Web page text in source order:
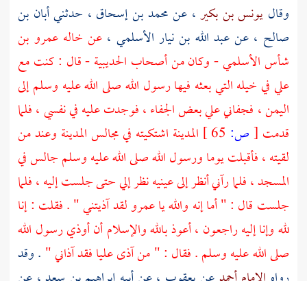
وقال يونس بن بكير، عنمحمد بن إسحاق ، حدثنيأبان بن
صالح ، عنعبد الله بن نيار الأسلمي ، عن خالهعمرو بن
شأس الأسلمي- وكان من أصحاب الحديبية- قال : كنت مع
علي في خيله التي بعثه فيها رسول الله صلى الله عليه وسلم إلى
اليمن، فجفاني علي بعض الجفاء ، فوجدت عليه في نفسي ، فلما
قدمت [ص: المدينة اشتكيته في مجالسالمدينة وعند من
لقيته ، فأقبلت يوما ورسول الله صلى الله عليه وسلم جالس في
المسجد ، فلما رآني أنظر إلى عينيه نظر إلي حتى جلست إليه ، فلما
جلست قال : " أما إنه والله ياعمرولقد آذيتني " . فقلت : إنا
لله وإنا إليه راجعون ، أعوذ بالله والإسلام أن أوذي رسول الله
صلى الله عليه وسلم . فقال : " من آذىعليافقد آذاني " . وقد